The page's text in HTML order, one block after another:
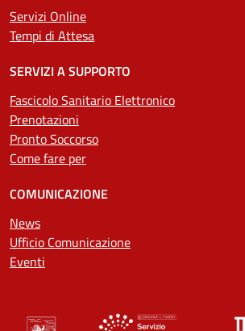
Servizi Online
Tempi di Attesa
SERVIZI A SUPPORTO
Fascicolo Sanitario Elettronico
Prenotazioni
Pronto Soccorso
Come fare per
COMUNICAZIONE
News
Ufficio Comunicazione
Eventi